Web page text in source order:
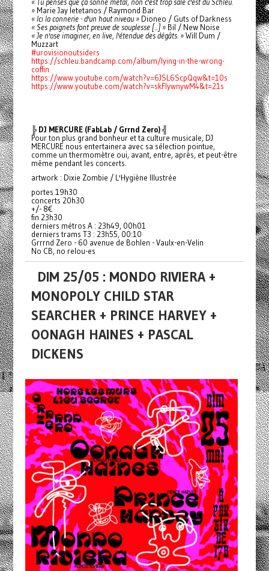
« Tu penses que ça sonne métal, non c'est trop sale c'est du Schleu.
»Marie Jay letetanos / Raymond Bar
« Ici la connerie - d'un haut niveau »Dioneo / Guts of Darkness
« Ses poignets font preuve de souplesse [...] »Bil / New Noise
« Je n'ose imaginer, en live, l'étendue des dégâts. »Will Dum /
Muzzart
#urovisionoutsiders
https://schleu.bandcamp.com/album/lying-in-the-wrong-
coffin
https://www.youtube.com/watch?v=6JSL6ScpQqw&t=10s
https://www.youtube.com/watch?v=skFlywnywM4&t=21s
╠ DJ MERCURE (FabLab / Grrnd Zero) ╣
Pour ton plus grand bonheur et ta culture musicale, DJ
MERCURE nous entertainera avec sa sélection pointue,
comme un thermomètre oui, avant, entre, après, et peut-être
même pendant les concerts.
artwork : Dixie Zombie / L'Hygiène Illustrée
portes 19h30
concerts 20h30
+/- 8€
fin 23h30
derniers métros A : 23h49, 00h01
derniers trams T3 : 23h55, 00:10
Grrrnd Zero - 60 avenue de Bohlen - Vaulx-en-Velin
No CB, no relou-es
DIM 25/05 : MONDO RIVIERA +
MONOPOLY CHILD STAR
SEARCHER + PRINCE HARVEY +
OONAGH HAINES + PASCAL
DICKENS